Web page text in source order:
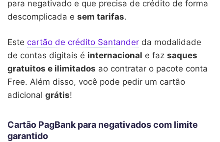
para negativado e que precisa de crédito de forma
descomplicada e sem tarifas.
Este cartão de crédito Santander da modalidade
de contas digitais é internacional e faz saques
gratuitos e ilimitados ao contratar o pacote conta
Free. Além disso, você pode pedir um cartão
adicional grátis!
Cartão PagBank para negativados com limite
garantido